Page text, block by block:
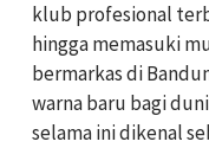
klub profesional
hingga memasuki
bermarkas di
warna baru bagi
selama ini dikenal